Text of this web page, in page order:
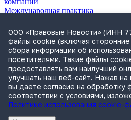
Международная практика
Дроны могут начать применять для
ПДД
Практика
, 15:41
Бывшего сенатора Сабадаша
о хищении
Практика
, 15:29
ООО «Правовые Новости» (ИНН
файлы cookie (включая
сбора информации об
посетителями. Такие файлы
предоставлять вам наилучший
улучшать наш веб-сайт. Нажав на
вы даете согласие на обработку
соответствии с условиями,
Политике использования cookie-